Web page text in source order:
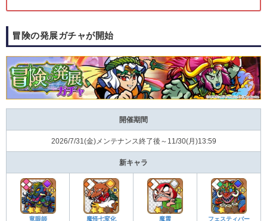
冒険の発展ガチャが開始
開催期間
2026/7/31(金)メンテナンス終了後～11/30(月)13:59
新キャラ
竜眼師 魔怪七変化 魔震 フェスティバー